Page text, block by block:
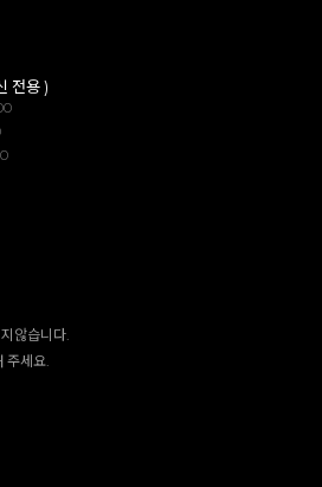
전용 )
않습니다.
주세요.